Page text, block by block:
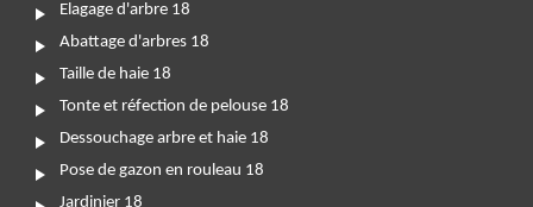
Elagage d'arbre 18
Abattage d'arbres 18
Taille de haie 18
Tonte et réfection de pelouse 18
Dessouchage arbre et haie 18
Pose de gazon en rouleau 18
Jardinier 18